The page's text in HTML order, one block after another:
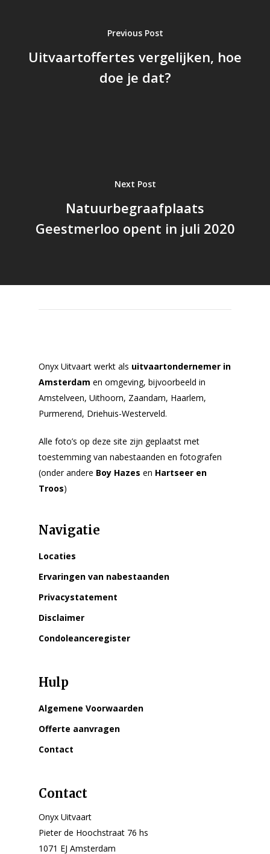
Previous Post
Uitvaartoffertes vergelijken, hoe
doe je dat?
Next Post
Natuurbegraafplaats
Geestmerloo opent in juli 2020
Onyx Uitvaart werkt als uitvaartondernemer in
Amsterdam en omgeving, bijvoorbeeld in
Amstelveen, Uithoorn, Zaandam, Haarlem,
Purmerend, Driehuis-Westerveld.
Alle foto’s op deze site zijn geplaatst met
toestemming van nabestaanden en fotografen
(onder andere Boy Hazes en Hartseer en
Troos)
Navigatie
Locaties
Ervaringen van nabestaanden
Privacystatement
Disclaimer
Condoleanceregister
Hulp
Algemene Voorwaarden
Offerte aanvragen
Contact
Contact
Onyx Uitvaart
Pieter de Hoochstraat 76 hs
1071 EJ Amsterdam